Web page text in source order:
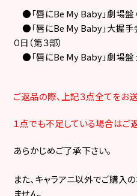
●「唇にBe My Baby」劇場盤
●「唇にBe My Baby」大握
０日（第３部）
●「唇にBe My Baby」劇場
ご返品の際、上記３点全てをお
１点でも不足している場合はご
あらかじめご了承下さい。
また、キャラアニ以外でご購入
ません。